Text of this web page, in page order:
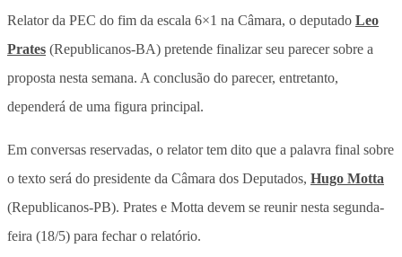
Relator da PEC do fim da escala 6×1 na Câmara, o deputado Leo
Prates (Republicanos-BA) pretende finalizar seu parecer sobre a
proposta nesta semana. A conclusão do parecer, entretanto,
dependerá de uma figura principal.
Em conversas reservadas, o relator tem dito que a palavra final sobre
o texto será do presidente da Câmara dos Deputados, Hugo Motta
(Republicanos-PB). Prates e Motta devem se reunir nesta segunda-
feira (18/5) para fechar o relatório.